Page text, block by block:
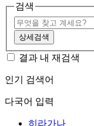
검색
상세검색
결과 내 재검색
인기 검색어
다국어 입력
히라가나